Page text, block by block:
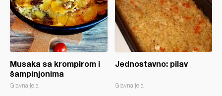
Musaka sa krompirom i
šampinjonima
Glavna jela
Jednostavno: pilav
Glavna jela